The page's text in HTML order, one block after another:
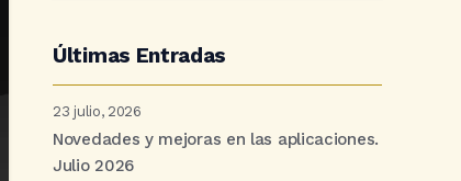
Últimas Entradas
23 julio, 2026
Novedades y mejoras en las aplicaciones.
Julio 2026